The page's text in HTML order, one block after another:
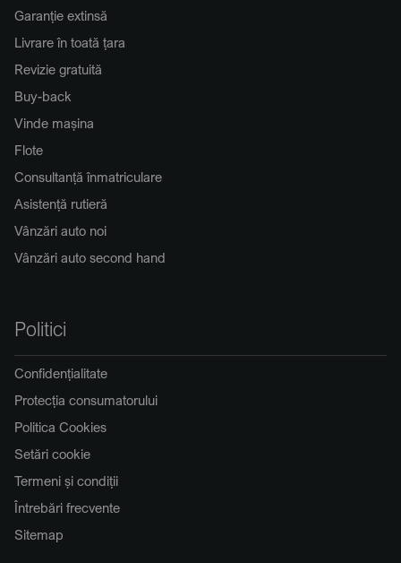
Garanție extinsă
Livrare în toată țara
Revizie gratuită
Buy-back
Vinde mașina
Flote
Consultanță înmatriculare
Asistență rutieră
Vânzări auto noi
Vânzări auto second hand
Politici
Confidențialitate
Protecția consumatorului
Politica Cookies
Setări cookie
Termeni și condiții
Întrebări frecvente
Sitemap